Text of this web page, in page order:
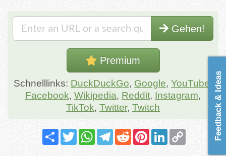
Gehen!
Premium
Schnelllinks: DuckDuckGo, Google, YouTube
Facebook, Wikipedia, Reddit, Instagram,
TikTok, Twitter, Twitch
Share TwitterWhatsAppTelegramRedditPinterestLinkedIn Feedback & Ideas